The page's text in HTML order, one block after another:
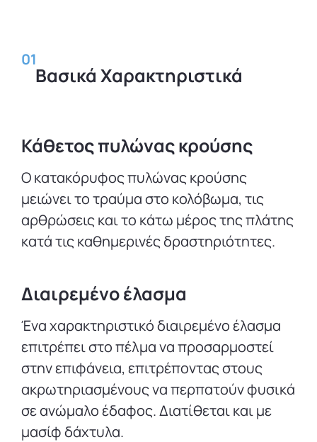
Βασικά Χαρακτηριστικά
01
Κάθετος πυλώνας κρούσης
Ο κατακόρυφος πυλώνας κρούσης
μειώνει το τραύμα στο κολόβωμα, τις
αρθρώσεις και το κάτω μέρος της πλάτης
κατά τις καθημερινές δραστηριότητες.
Διαιρεμένο έλασμα
Ένα χαρακτηριστικό διαιρεμένο έλασμα
επιτρέπει στο πέλμα να προσαρμοστεί
στην επιφάνεια, επιτρέποντας στους
ακρωτηριασμένους να περπατούν φυσικά
σε ανώμαλο έδαφος. Διατίθεται και με
μασίφ δάχτυλα.